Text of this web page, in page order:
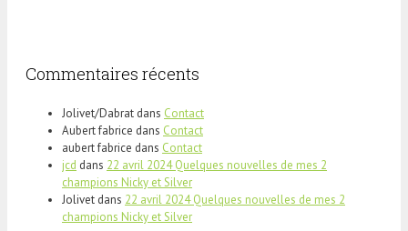
Commentaires récents
Jolivet/Dabrat dans Contact
Aubert fabrice dans Contact
aubert fabrice dans Contact
jcd dans 22 avril 2024 Quelques nouvelles de mes 2
champions Nicky et Silver
Jolivet dans 22 avril 2024 Quelques nouvelles de mes 2
champions Nicky et Silver